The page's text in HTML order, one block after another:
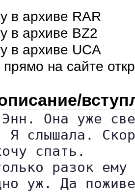
в архиве RAR
в архиве BZ2
в архиве UCA
прямо на сайте
Она уже
Я слышала.
спать.
разок
уж. Да